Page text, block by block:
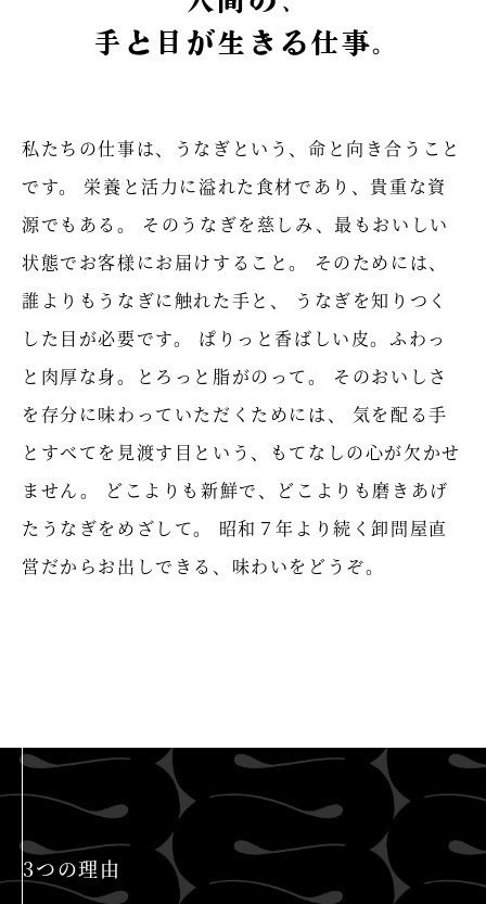
手と目が生きる仕事。
私たちの仕事は、うなぎという、命と向き合うこと
です。
栄養と活力に溢れた食材であり、貴重な資
源でもある。
そのうなぎを慈しみ、最もおいしい
状態でお客様にお届けすること。
そのためには、
誰よりもうなぎに触れた手と、
うなぎを知りつく
した目が必要です。
ぱりっと香ばしい皮。ふわっ
と肉厚な身。とろっと脂がのって。
そのおいしさ
を存分に味わっていただくためには、
気を配る手
とすべてを見渡す目という、もてなしの心が欠かせ
ません。
どこよりも新鮮で、どこよりも磨きあげ
たうなぎをめざして。
昭和７年より続く卸問屋直
営だからお出しできる、味わいをどうぞ。
3つの理由